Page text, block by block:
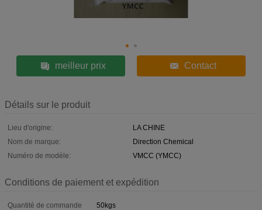
meilleur prix Contact
Détails sur le produit
Lieu d'origine:
LA CHINE
Nom de marque:
Direction Chemical
Numéro de modèle:
VMCC (YMCC)
Conditions de paiement et expédition
Quantité de commande
50kgs